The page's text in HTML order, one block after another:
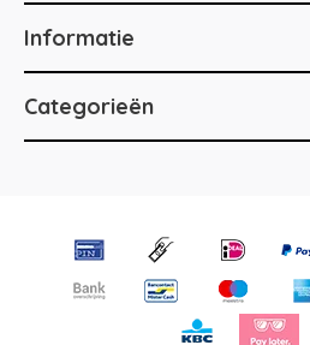
Informatie
Categorieën